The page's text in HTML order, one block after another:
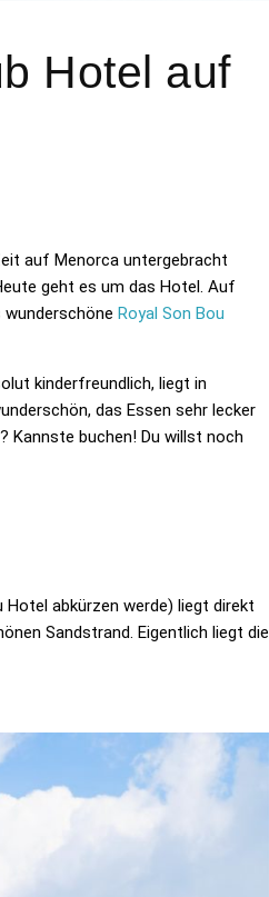
Hotel auf
auf Menorca untergebracht
geht es um das Hotel. Auf
wunderschöne Royal Son Bou
kinderfreundlich, liegt in
das Essen sehr lecker
Kannste buchen! Du willst noch
Hotel abkürzen werde) liegt direkt
Sandstrand. Eigentlich liegt die